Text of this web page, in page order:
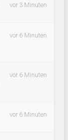
vor 3 Minuten
vor 6 Minuten
vor 6 Minuten
vor 6 Minuten